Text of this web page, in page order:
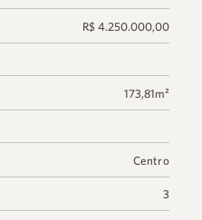
R$ 4.250.000,00
173,81m²
Centro
3